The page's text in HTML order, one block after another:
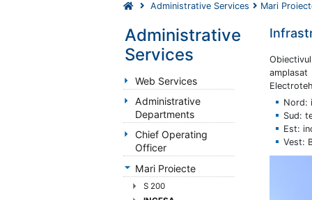
Administrative Services Mari
Administrative
Services
Web Services
Administrative
Departments
Chief Operating
Officer
Mari Proiecte
S 200
Nord:
Sud:
Est:
Vest: